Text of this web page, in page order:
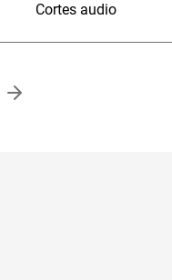
Cortes audio